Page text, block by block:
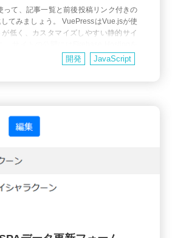
って、記事一覧と前後投稿リンク付きの
てみましょう。 VuePressはVue.jsが使
低く、カスタマイズしやすい静的サイ
静的サイトジェネレータとは サイトの
やサイドバーなど）を自動的に自分が作
開発 JavaScript